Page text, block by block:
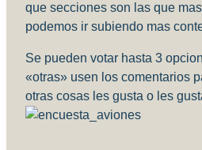
que secciones son las que
podemos ir subiendo mas
Se pueden votar hasta 3
«otras» usen los comentarios
otras cosas les gusta o les